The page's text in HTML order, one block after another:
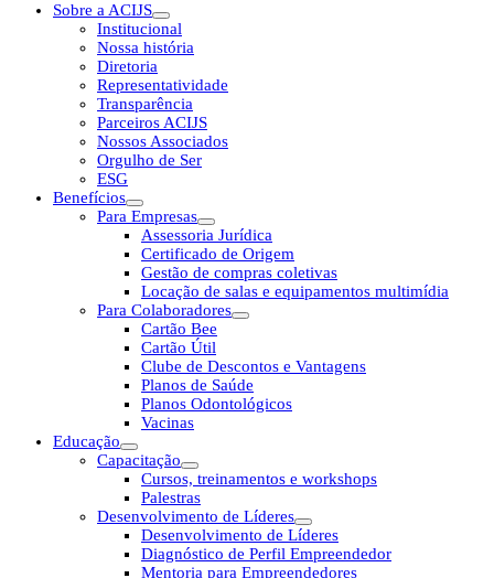
Sobre a ACIJS
Institucional
Nossa história
Diretoria
Representatividade
Transparência
Parceiros ACIJS
Nossos Associados
Orgulho de Ser
ESG
Benefícios
Para Empresas
Assessoria Jurídica
Certificado de Origem
Gestão de compras coletivas
Locação de salas e equipamentos multimídia
Para Colaboradores
Cartão Bee
Cartão Útil
Clube de Descontos e Vantagens
Planos de Saúde
Planos Odontológicos
Vacinas
Educação
Capacitação
Cursos, treinamentos e workshops
Palestras
Desenvolvimento de Líderes
Desenvolvimento de Líderes
Diagnóstico de Perfil Empreendedor
Mentoria para Empreendedores